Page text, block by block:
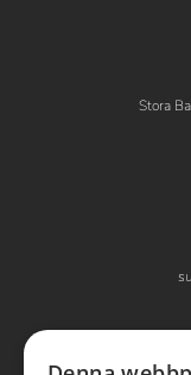
Stora